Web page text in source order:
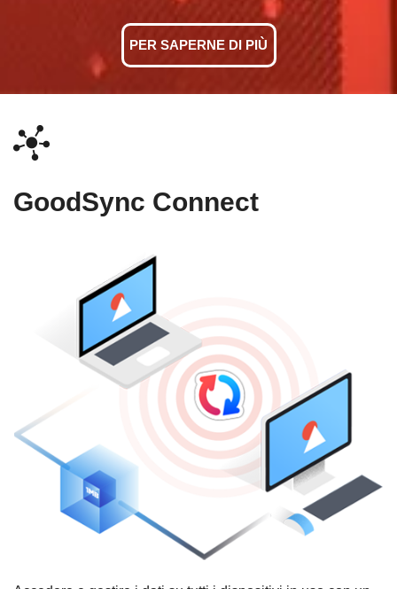
PER SAPERNE DI PIÙ
GoodSync Connect